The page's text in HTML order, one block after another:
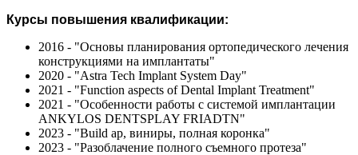
Курсы повышения квалификации:
2016 - "Основы планирования ортопедического лечения
конструкциями на имплантаты"
2020 - "Astra Tech Implant System Day"
2021 - "Function aspects of Dental Implant Treatment"
2021 - "Особенности работы с системой имплантации
ANKYLOS DENTSPLAY FRIADTN"
2023 - "Build ap, виниры, полная коронка"
2023 - "Разоблачение полного съемного протеза"